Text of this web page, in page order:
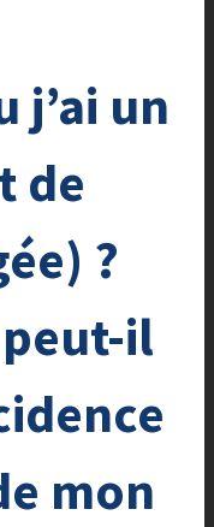
j’ai un
de
?
il
mon